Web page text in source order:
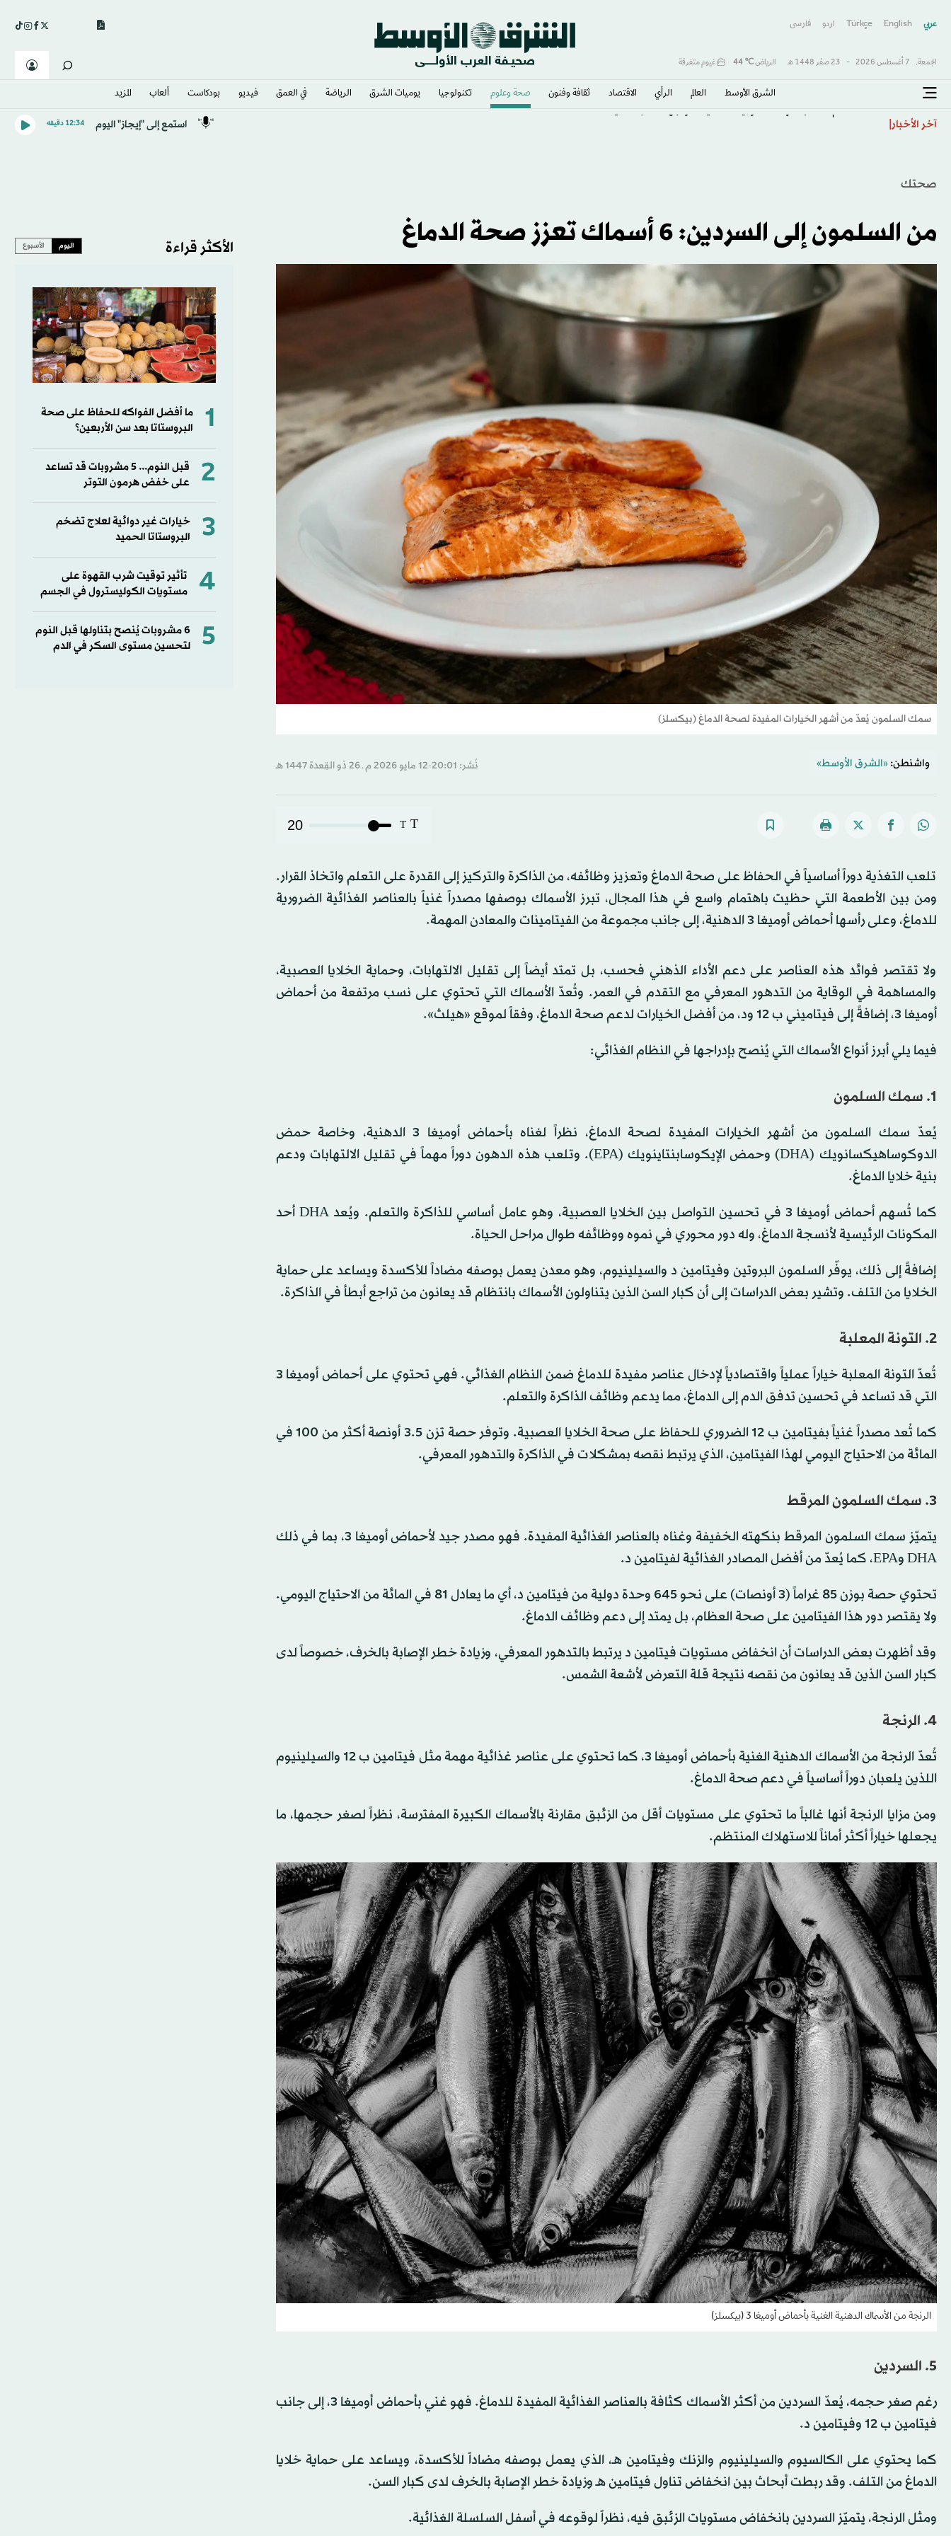
عربي English
Türkçe اردو فارسى
الجمعة, 7 أغسطس 2026 - 23 صفَر 1448 هـ الرياض℃
44 غيوم متفرقة
الشرق الأوسط​ العالم الرأي الاقتصاد ثقافة وفنون صحة وعلوم تكنولوجيا يوميات الشرق​ الرياضة في العمق فيديو بودكاست ألعاب المزيد
آخر الأخبار استمع إلى "إيجاز" اليوم 12:34 دقيقه
صحتك
من السلمون إلى السردين: 6 أسماك تعزز صحة الدماغ
سمك السلمون يُعدّ من أشهر الخيارات المفيدة لصحة الدماغ (بيكسلز)
واشنطن: «الشرق الأوسط» نُشر: 20:01-12 مايو 2026 م ـ 26 ذو القِعدة 1447 هـ
T
T
20
تلعب التغذية دوراً أساسياً في الحفاظ على صحة الدماغ وتعزيز وظائفه، من الذاكرة والتركيز إلى القدرة على التعلم واتخاذ القرار.
ومن بين الأطعمة التي حظيت باهتمام واسع في هذا المجال، تبرز الأسماك بوصفها مصدراً غنياً بالعناصر الغذائية الضرورية
للدماغ، وعلى رأسها أحماض أوميغا 3 الدهنية، إلى جانب مجموعة من الفيتامينات والمعادن المهمة.
ولا تقتصر فوائد هذه العناصر على دعم الأداء الذهني فحسب، بل تمتد أيضاً إلى تقليل الالتهابات، وحماية الخلايا العصبية،
والمساهمة في الوقاية من التدهور المعرفي مع التقدم في العمر. وتُعدّ الأسماك التي تحتوي على نسب مرتفعة من أحماض
أوميغا 3، إضافةً إلى فيتاميني ب 12 ود، من أفضل الخيارات لدعم صحة الدماغ، وفقاً لموقع «هيلث».
فيما يلي أبرز أنواع الأسماك التي يُنصح بإدراجها في النظام الغذائي:
1. سمك السلمون
يُعدّ سمك السلمون من أشهر الخيارات المفيدة لصحة الدماغ، نظراً لغناه بأحماض أوميغا 3 الدهنية، وخاصة حمض
الدوكوساهيكسانويك (DHA) وحمض الإيكوسابنتاينويك (EPA). وتلعب هذه الدهون دوراً مهماً في تقليل الالتهابات ودعم
بنية خلايا الدماغ.
كما تُسهم أحماض أوميغا 3 في تحسين التواصل بين الخلايا العصبية، وهو عامل أساسي للذاكرة والتعلم. ويُعد DHA أحد
المكونات الرئيسية لأنسجة الدماغ، وله دور محوري في نموه ووظائفه طوال مراحل الحياة.
إضافةً إلى ذلك، يوفّر السلمون البروتين وفيتامين د والسيلينيوم، وهو معدن يعمل بوصفه مضاداً للأكسدة ويساعد على حماية
الخلايا من التلف. وتشير بعض الدراسات إلى أن كبار السن الذين يتناولون الأسماك بانتظام قد يعانون من تراجع أبطأ في الذاكرة.
2. التونة المعلبة
تُعدّ التونة المعلبة خياراً عملياً واقتصادياً لإدخال عناصر مفيدة للدماغ ضمن النظام الغذائي. فهي تحتوي على أحماض أوميغا 3
التي قد تساعد في تحسين تدفق الدم إلى الدماغ، مما يدعم وظائف الذاكرة والتعلم.
كما تُعد مصدراً غنياً بفيتامين ب 12 الضروري للحفاظ على صحة الخلايا العصبية. وتوفر حصة تزن 3.5 أونصة أكثر من 100 في
المائة من الاحتياج اليومي لهذا الفيتامين، الذي يرتبط نقصه بمشكلات في الذاكرة والتدهور المعرفي.
3. سمك السلمون المرقط
يتميّز سمك السلمون المرقط بنكهته الخفيفة وغناه بالعناصر الغذائية المفيدة. فهو مصدر جيد لأحماض أوميغا 3، بما في ذلك
DHA وEPA، كما يُعدّ من أفضل المصادر الغذائية لفيتامين د.
تحتوي حصة بوزن 85 غراماً (3 أونصات) على نحو 645 وحدة دولية من فيتامين د، أي ما يعادل 81 في المائة من الاحتياج اليومي.
ولا يقتصر دور هذا الفيتامين على صحة العظام، بل يمتد إلى دعم وظائف الدماغ.
وقد أظهرت بعض الدراسات أن انخفاض مستويات فيتامين د يرتبط بالتدهور المعرفي، وزيادة خطر الإصابة بالخرف، خصوصاً لدى
كبار السن الذين قد يعانون من نقصه نتيجة قلة التعرض لأشعة الشمس.
4. الرنجة
تُعدّ الرنجة من الأسماك الدهنية الغنية بأحماض أوميغا 3، كما تحتوي على عناصر غذائية مهمة مثل فيتامين ب 12 والسيلينيوم
اللذين يلعبان دوراً أساسياً في دعم صحة الدماغ.
ومن مزايا الرنجة أنها غالباً ما تحتوي على مستويات أقل من الزئبق مقارنة بالأسماك الكبيرة المفترسة، نظراً لصغر حجمها، ما
يجعلها خياراً أكثر أماناً للاستهلاك المنتظم.
الرنجة من الأسماك الدهنية الغنية بأحماض أوميغا 3 (بيكسلز)
5. السردين
رغم صغر حجمه، يُعدّ السردين من أكثر الأسماك كثافة بالعناصر الغذائية المفيدة للدماغ. فهو غني بأحماض أوميغا 3، إلى جانب
فيتامين ب 12 وفيتامين د.
كما يحتوي على الكالسيوم والسيلينيوم والزنك وفيتامين هـ، الذي يعمل بوصفه مضاداً للأكسدة، ويساعد على حماية خلايا
الدماغ من التلف. وقد ربطت أبحاث بين انخفاض تناول فيتامين هـ وزيادة خطر الإصابة بالخرف لدى كبار السن.
ومثل الرنجة، يتميّز السردين بانخفاض مستويات الزئبق فيه، نظراً لوقوعه في أسفل السلسلة الغذائية.
الأكثر قراءة اليوم الأسبوع
1
ما أفضل الفواكه للحفاظ على صحة
البروستاتا بعد سن الأربعين؟
2
قبل النوم... 5 مشروبات قد تساعد
على خفض هرمون التوتر
3
خيارات غير دوائية لعلاج تضخم
البروستاتا الحميد
4
تأثير توقيت شرب القهوة على
مستويات الكوليسترول في الجسم
5
6 مشروبات يُنصح بتناولها قبل النوم
لتحسين مستوى السكر في الدم